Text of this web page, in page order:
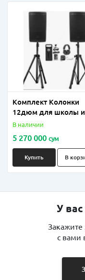
Комплект Колонки
12дюм для школы и
дет.садика (в
колонка,микрофон и
В наличии
5 270 000 сум
Купить В
У
с вами